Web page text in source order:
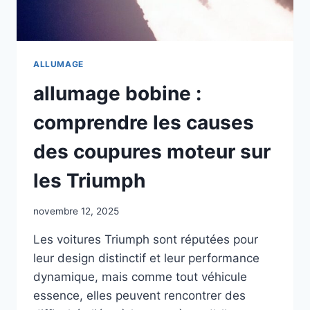
ALLUMAGE
allumage bobine :
comprendre les causes
des coupures moteur sur
les Triumph
novembre 12, 2025
Les voitures Triumph sont réputées pour
leur design distinctif et leur performance
dynamique, mais comme tout véhicule
essence, elles peuvent rencontrer des